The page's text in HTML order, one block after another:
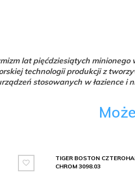
lat pięćdziesiątych
technologii produkcji z
stosowanych w łazience i
TIGER BOSTON
CHROM 3098.03